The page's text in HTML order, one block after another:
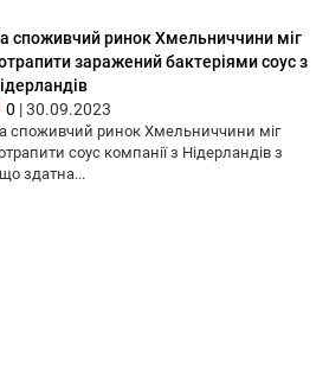
споживчий ринок Хмельниччини міг
заражений бактеріями соус з
0 |30.09.2023
споживчий ринок Хмельниччини міг
соус компанії з Нідерландів з
здатна...